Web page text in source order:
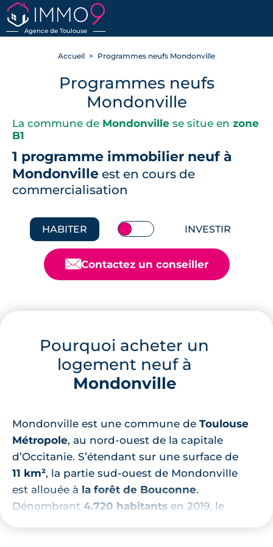
Agence de Toulouse
RETOUR
Accueil Programmes neufs Mondonville
Programmes neufs
Mondonville
La commune de Mondonville se situe en zone
B1
1 programme immobilier neuf à
Mondonville est en cours de
commercialisation
HABITER INVESTIR
📧Contactez un conseiller
Pourquoi acheter un
logement neuf à
Mondonville
Mondonville est une commune de Toulouse
Métropole, au nord-ouest de la capitale
d’Occitanie. S’étendant sur une surface de
11 km², la partie sud-ouest de Mondonville
est allouée à la forêt de Bouconne.
Dénombrant 4.720 habitants en 2019, le